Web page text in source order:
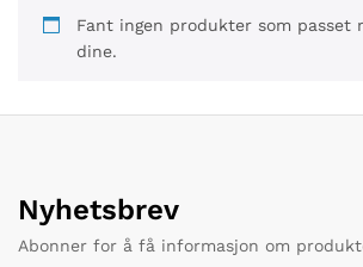
Fant ingen produkter som passet
dine.
Nyhetsbrev
Abonner for å få informasjon om